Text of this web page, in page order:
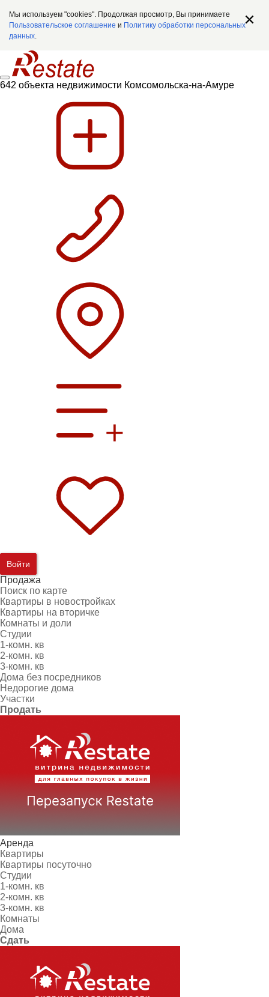
Мы используем "cookies". Продолжая просмотр, Вы принимаете
Пользовательское соглашение и Политику обработки персональных
данных.
642 объекта недвижимости Комсомольска-на-Амуре
Войти
Продажа
Поиск по карте
Квартиры в новостройках
Квартиры на вторичке
Комнаты и доли
Студии
1-комн. кв
2-комн. кв
3-комн. кв
Дома без посредников
Недорогие дома
Участки
Продать
Аренда
Квартиры
Квартиры посуточно
Студии
1-комн. кв
2-комн. кв
3-комн. кв
Комнаты
Дома
Сдать